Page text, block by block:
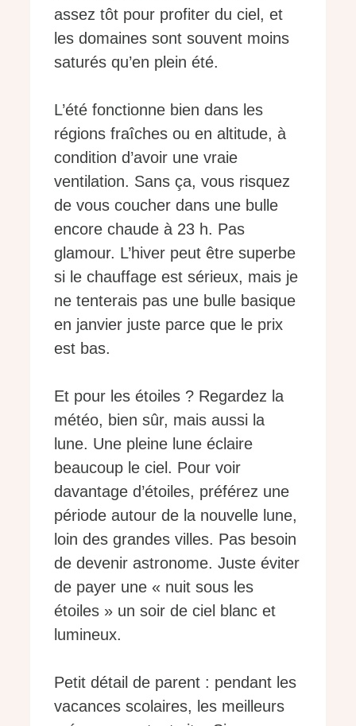
assez tôt pour profiter du ciel, et
les domaines sont souvent moins
saturés qu’en plein été.
L’été fonctionne bien dans les
régions fraîches ou en altitude, à
condition d’avoir une vraie
ventilation. Sans ça, vous risquez
de vous coucher dans une bulle
encore chaude à 23 h. Pas
glamour. L’hiver peut être superbe
si le chauffage est sérieux, mais je
ne tenterais pas une bulle basique
en janvier juste parce que le prix
est bas.
Et pour les étoiles ? Regardez la
météo, bien sûr, mais aussi la
lune. Une pleine lune éclaire
beaucoup le ciel. Pour voir
davantage d’étoiles, préférez une
période autour de la nouvelle lune,
loin des grandes villes. Pas besoin
de devenir astronome. Juste éviter
de payer une « nuit sous les
étoiles » un soir de ciel blanc et
lumineux.
Petit détail de parent : pendant les
vacances scolaires, les meilleurs